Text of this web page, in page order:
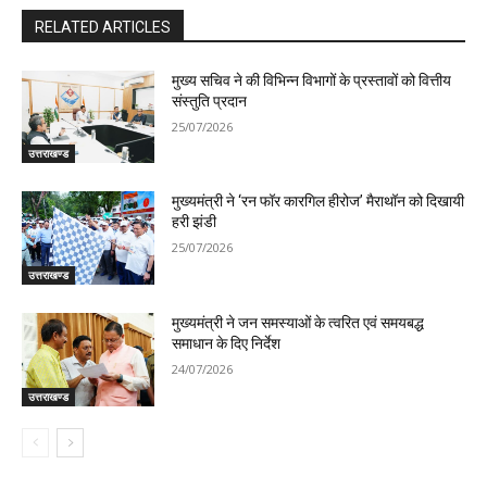
RELATED ARTICLES
उत्तराखण्ड
मुख्य सचिव ने की विभिन्न विभागों के प्रस्तावों को वित्तीय
संस्तुति प्रदान
25/07/2026
उत्तराखण्ड
मुख्यमंत्री ने ‘रन फॉर कारगिल हीरोज’ मैराथॉन को दिखायी
हरी झंडी
25/07/2026
उत्तराखण्ड
मुख्यमंत्री ने जन समस्याओं के त्वरित एवं समयबद्ध
समाधान के दिए निर्देश
24/07/2026